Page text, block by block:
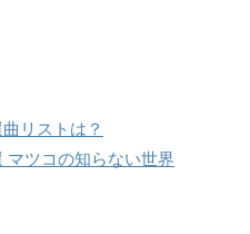
リストは？
マツコの知らない世界